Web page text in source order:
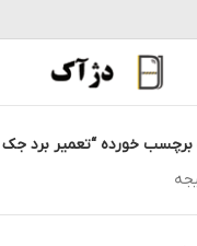
خورده “تعمیر برد جک